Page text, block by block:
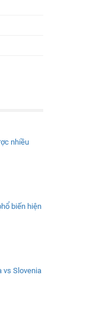
nhiều
biến hiện
vs Slovenia